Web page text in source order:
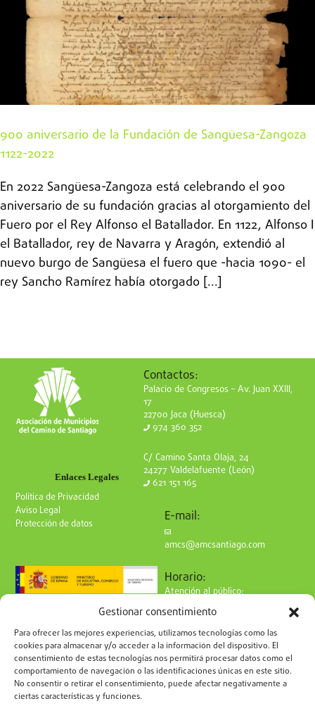
Gestionar consentimiento
Para ofrecer las mejores experiencias, utilizamos tecnologías como las
cookies para almacenar y/o acceder a la información del dispositivo. El
consentimiento de estas tecnologías nos permitirá procesar datos como el
comportamiento de navegación o las identificaciones únicas en este sitio.
No consentir o retirar el consentimiento, puede afectar negativamente a
ciertas características y funciones.
900 aniversario de la Fundación de Sangüesa-Zangoza
1122-2022
En 2022 Sangüesa-Zangoza está celebrando el 900
aniversario de su fundación gracias al otorgamiento del
Fuero por el Rey Alfonso el Batallador. En 1122, Alfonso I
el Batallador, rey de Navarra y Aragón, extendió al
nuevo burgo de Sangüesa el fuero que -hacia 1090- el
rey Sancho Ramírez había otorgado [...]
Enlaces Legales
Política de Privacidad
Aviso Legal
Protección de datos
Contactos:
Palacio de Congresos – Av. Juan XXIII,
17
22700 Jaca (Huesca)
974 360 352
C/ Camino Santa Olaja, 24
24277 Valdelafuente (León)
621 151 165
E-mail:
amcs@amcsantiago.com
Horario:
Atención al público:
de Lunes a Viernes
de 9 a 15h
Síguenos en redes:
Suscríbete a nuestro boletín